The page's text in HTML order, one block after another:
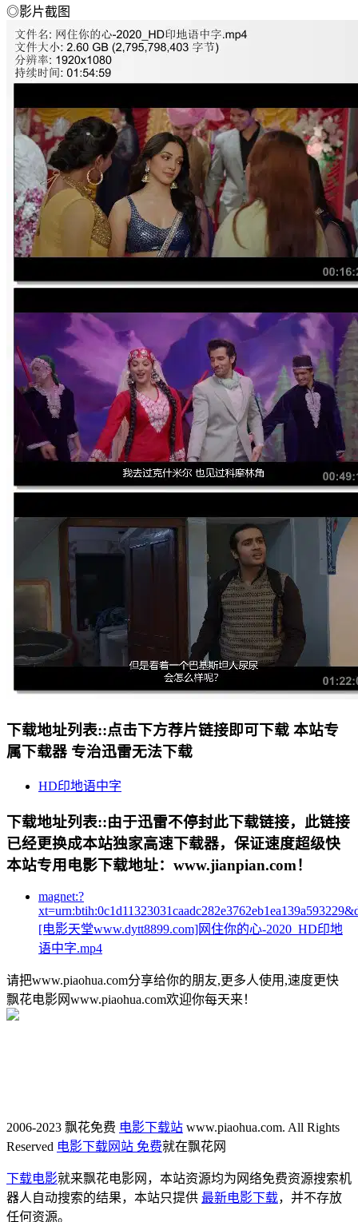
◎影片截图
下载地址列表::点击下方荐片链接即可下载 本站专
属下载器 专治迅雷无法下载
HD印地语中字
下载地址列表::由于迅雷不停封此下载链接，此链接
已经更换成本站独家高速下载器，保证速度超级快
本站专用电影下载地址：www.jianpian.com！
magnet:?
[电影天堂www.dytt8899.com]网住你的心-2020_HD印地
语中字.mp4
请把www.piaohua.com分享给你的朋友,更多人使用,速度更快
飘花电影网www.piaohua.com欢迎你每天来！
2006-2023 飘花免费 电影下载站 www.piaohua.com. All Rights
Reserved 电影下载网站 免费就在飘花网
下载电影就来飘花电影网，本站资源均为网络免费资源搜索机
器人自动搜索的结果，本站只提供 最新电影下载，并不存放
任何资源。